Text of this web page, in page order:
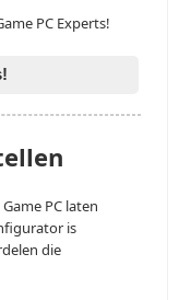
PC Experts!
PC laten
is
die